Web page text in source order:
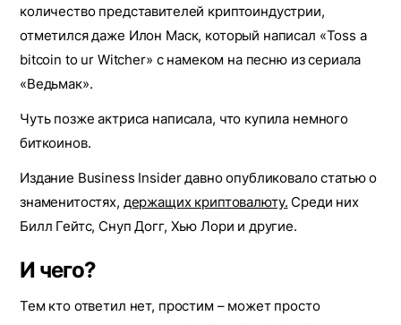
количество представителей криптоиндустрии,
отметился даже Илон Маск, который написал «Toss a
bitcoin to ur Witcher» с намеком на песню из сериала
«Ведьмак».
Чуть позже актриса написала, что купила немного
биткоинов.
Издание Business Insider давно опубликовало статью о
знаменитостях, держащих криптовалюту. Среди них
Билл Гейтс, Снуп Догг, Хью Лори и другие.
И чего?
Тем кто ответил нет, простим – может просто